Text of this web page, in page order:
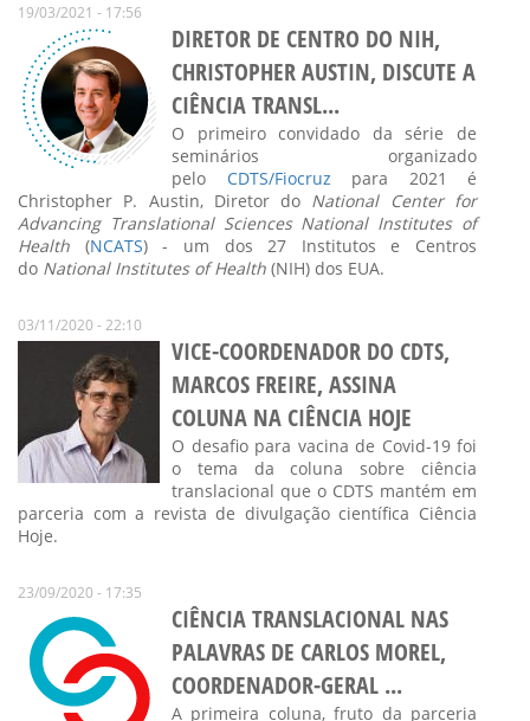
19/03/2021 - 17:56
DIRETOR DE CENTRO DO NIH,
CHRISTOPHER AUSTIN, DISCUTE A
CIÊNCIA TRANSL...
O primeiro convidado da série de
seminários organizado
pelo CDTS/Fiocruz para 2021 é
Christopher P. Austin, Diretor do National Center for
Advancing Translational Sciences National Institutes of
Health (NCATS) - um dos 27 Institutos e Centros
do National Institutes of Health (NIH) dos EUA.
03/11/2020 - 22:10
VICE-COORDENADOR DO CDTS,
MARCOS FREIRE, ASSINA
COLUNA NA CIÊNCIA HOJE
O desafio para vacina de Covid-19 foi
o tema da coluna sobre ciência
translacional que o CDTS mantém em
parceria com a revista de divulgação científica Ciência
Hoje.
23/09/2020 - 17:35
CIÊNCIA TRANSLACIONAL NAS
PALAVRAS DE CARLOS MOREL,
COORDENADOR-GERAL ...
A primeira coluna, fruto da parceria